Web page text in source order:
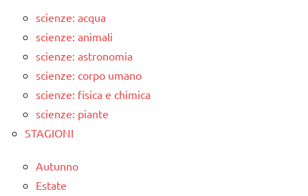
scienze: acqua
scienze: animali
scienze: astronomia
scienze: corpo umano
scienze: fisica e chimica
scienze: piante
STAGIONI
Autunno
Estate